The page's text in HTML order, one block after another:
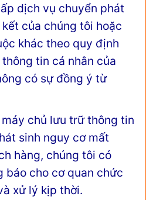
dịch vụ chuyển phát
của chúng tôi hoặc
khác theo quy định
tin cá nhân của
có sự đồng ý từ
chủ lưu trữ thông tin
sinh nguy cơ mất
hàng, chúng tôi có
báo cho cơ quan chức
xử lý kịp thời.